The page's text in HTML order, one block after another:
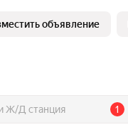
объявление
1